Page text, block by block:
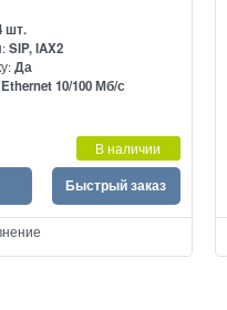
шт.
SIP, IAX2
Да
10/100 Мб/с
и телефонов к сетям VoIP
В наличии
Быстрый заказ